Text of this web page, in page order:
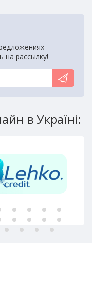
на рассылку!
в Україні: